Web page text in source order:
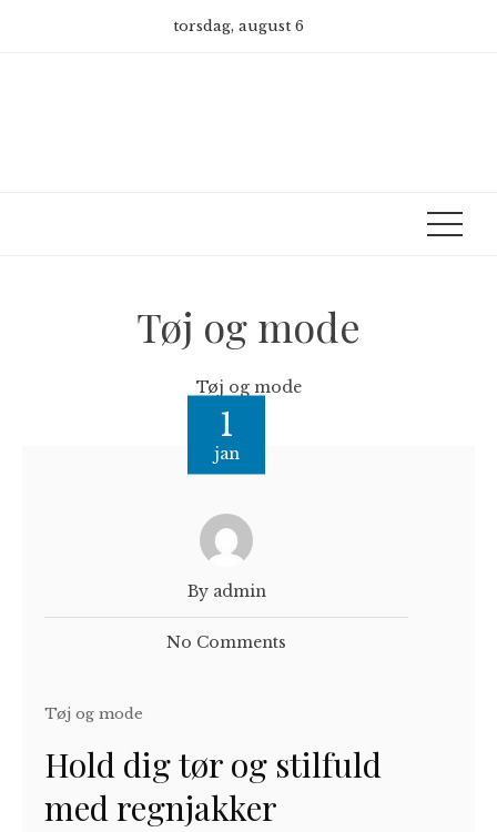
torsdag, august 6
Tøj og mode
Tøj og mode
1
jan
By admin
No Comments
Tøj og mode
Hold dig tør og stilfuld
med regnjakker